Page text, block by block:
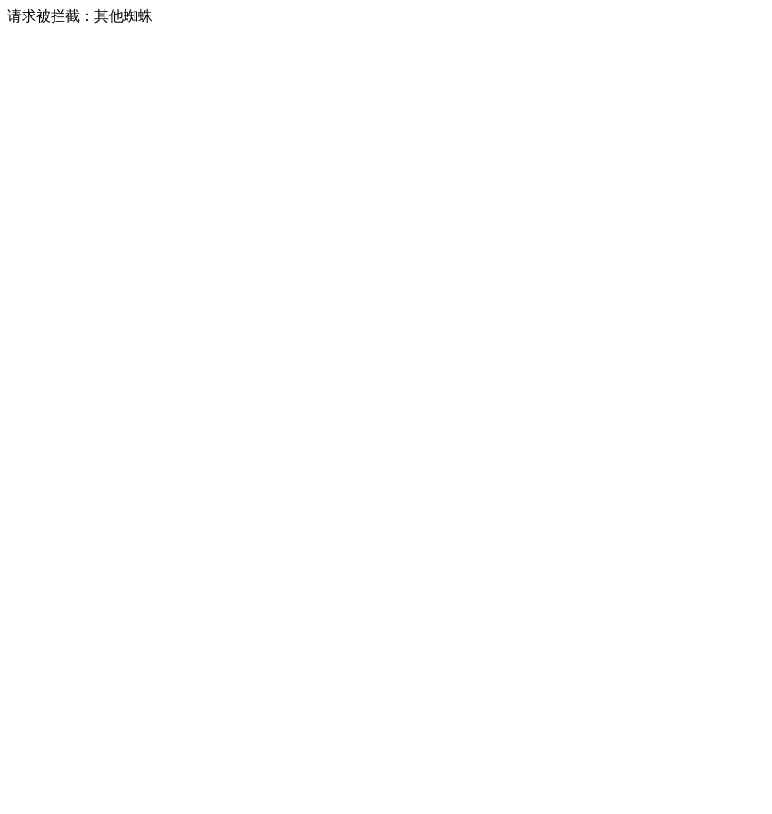
请求被拦截：其他蜘蛛